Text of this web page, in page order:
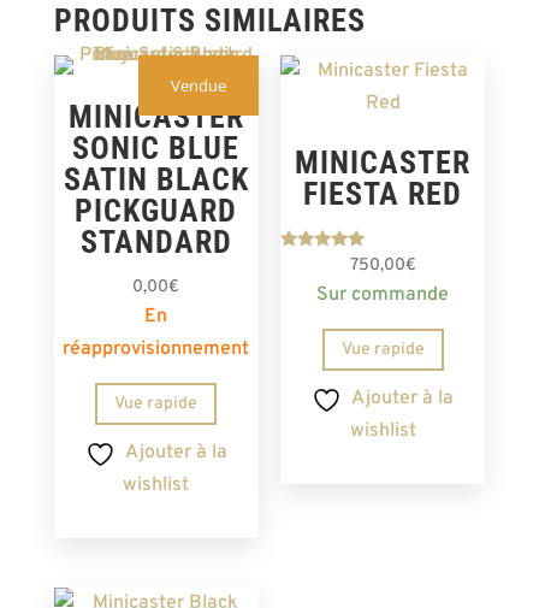
PRODUITS SIMILAIRES
Vendue
MINICASTER
SONIC BLUE
SATIN BLACK
PICKGUARD
STANDARD
0,00€
En
réapprovisionnement
Vue rapide
Ajouter à la
wishlist
MINICASTER
FIESTA RED
sur 5
750,00€
Sur commande
Vue rapide
Ajouter à la
wishlist